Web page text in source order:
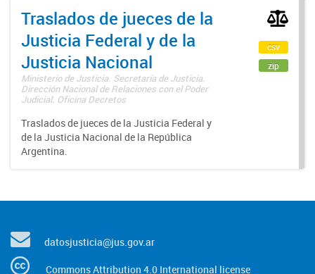
Traslados de jueces de la
Justicia Federal y de la
Justicia Nacional
Ministerio de Justicia. Secretaría de Justicia.
Dirección Nacional de Relaciones con el Poder
Judicial. Oficina Decretos
Traslados de jueces de la Justicia Federal y
de la Justicia Nacional de la República
Argentina.
csv
zip
datosjusticia@jus.gov.ar
Commons Attribution 4.0 International license